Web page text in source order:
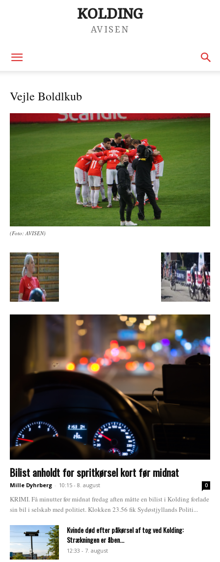
KOLDING
AVISEN
Vejle Boldlkub
(Foto: AVISEN)
Bilist anholdt for spritkørsel kort før midnat
Mille Dyhrberg - 10:15 - 8. august 0
KRIMI. Få minutter før midnat fredag aften måtte en bilist i Kolding forlade
sin bil i selskab med politiet. Klokken 23.56 fik Sydøstjyllands Politi...
Kvinde død efter påkørsel af tog ved Kolding:
Strækningen er åben...
12:33 - 7. august